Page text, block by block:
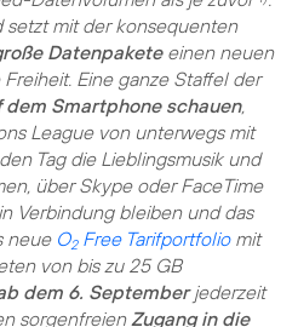
setzt mit der konsequenten
Datenpaketeeinen neuen
Eine ganze Staffel der
dem Smartphone schauen,
League von unterwegs mit
Tag die Lieblingsmusik und
über Skype oder FaceTime
Verbindung bleiben und das
neue O2Free Tarifportfoliomit
von bis zu 25 GB
dem 6. Septemberjederzeit
sorgenfreien Zugang in die